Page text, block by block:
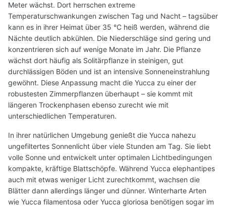
Meter wächst. Dort herrschen extreme
Temperaturschwankungen zwischen Tag und Nacht – tagsüber
kann es in ihrer Heimat über 35 °C heiß werden, während die
Nächte deutlich abkühlen. Die Niederschläge sind gering und
konzentrieren sich auf wenige Monate im Jahr. Die Pflanze
wächst dort häufig als Solitärpflanze in steinigen, gut
durchlässigen Böden und ist an intensive Sonneneinstrahlung
gewöhnt. Diese Anpassung macht die Yucca zu einer der
robustesten Zimmerpflanzen überhaupt – sie kommt mit
längeren Trockenphasen ebenso zurecht wie mit
unterschiedlichen Temperaturen.
In ihrer natürlichen Umgebung genießt die Yucca nahezu
ungefiltertes Sonnenlicht über viele Stunden am Tag. Sie liebt
volle Sonne und entwickelt unter optimalen Lichtbedingungen
kompakte, kräftige Blattschöpfe. Während Yucca elephantipes
auch mit etwas weniger Licht zurechtkommt, wachsen die
Blätter dann allerdings länger und dünner. Winterharte Arten
wie Yucca filamentosa oder Yucca gloriosa benötigen sogar im